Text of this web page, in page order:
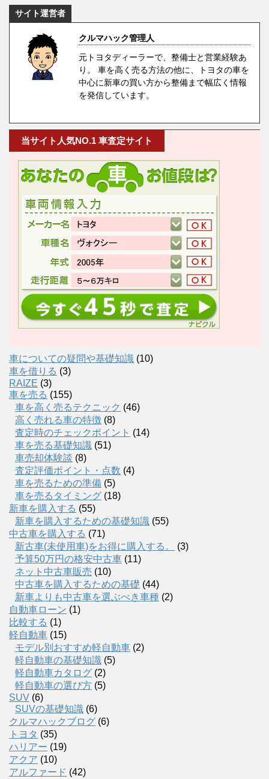
サイト運営者
クルマハック管理人
元トヨタディーラーで、整備士と営業経験あ
り。 車を高く売る方法の他に、トヨタの車を
中心に新車の買い方から整備まで幅広く情報
を発信しています。
当サイト人気NO.1 車査定サイト
車についての疑問や基礎知識 (10)
車を借りる (3)
RAIZE (3)
車を売る (155)
車を高く売るテクニック (46)
高く売れる車の特徴 (8)
査定時のチェックポイント (14)
車を売る基礎知識 (51)
車売却体験談 (8)
査定評価ポイント・点数 (4)
車を売るための準備 (5)
車を売るタイミング (18)
新車を購入する (55)
新車を購入するための基礎知識 (55)
中古車を購入する (71)
新古車(未使用車)をお得に購入する。
(3)
予算50万円の格安中古車 (11)
ネット中古車販売 (10)
中古車を購入するための基礎 (44)
新車よりも中古車を選ぶべき車種 (2)
自動車ローン (1)
比較する (1)
軽自動車 (15)
モデル別おすすめ軽自動車 (2)
軽自動車の基礎知識 (5)
軽自動車カタログ (2)
軽自動車の選び方 (5)
SUV (6)
SUVの基礎知識 (6)
クルマハックブログ (6)
トヨタ (35)
ハリアー (19)
アクア (10)
アルファード (42)